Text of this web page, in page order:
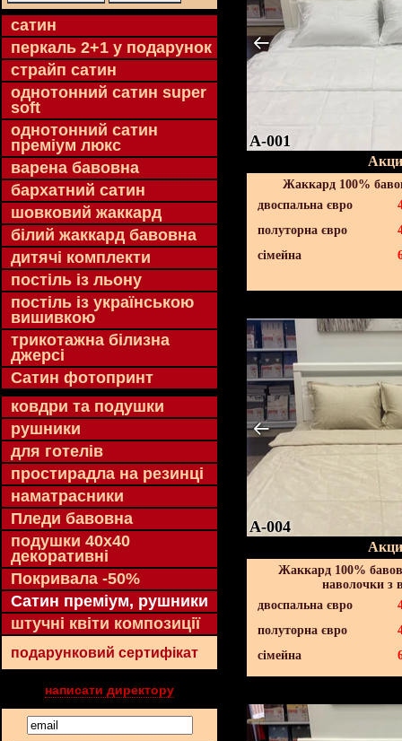
cатин
перкаль 2+1 у подарунок
страйп сатин
однотонний сатин super
soft
однотонний сатин
преміум люкс
варена бавовна
бархатний сатин
шовковий жаккард
білий жаккард бавовна
дитячі комплекти
постіль із льону
постіль із українською
вишивкою
трикотажна білизна
джерсі
Сатин фотопринт
ковдри та подушки
рушники
для готелів
простирадла на резинці
наматрасники
Пледи бавовна
подушки 40х40
декоративні
Покривала -50%
Сатин преміум, рушники
штучні квіти композиції
подарунковий сертифікат
написати директору
A-001
Жаккард 100%
двоспальна євро
полуторна євро
сімейна
A-004
Жаккард 100%
наволочки з
двоспальна євро
полуторна євро
сімейна